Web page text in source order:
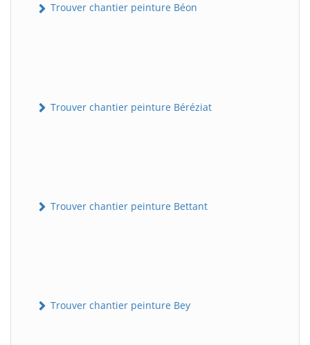
Trouver chantier peinture Béon
Trouver chantier peinture Béréziat
Trouver chantier peinture Bettant
Trouver chantier peinture Bey